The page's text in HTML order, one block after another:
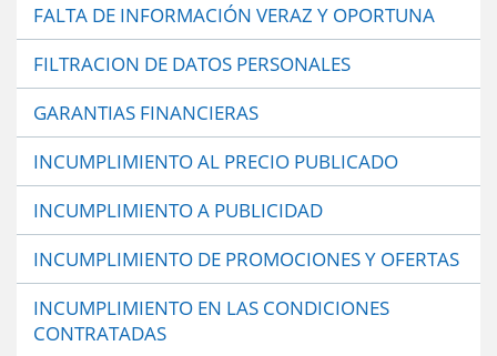
FALTA DE INFORMACIÓN VERAZ Y OPORTUNA
FILTRACION DE DATOS PERSONALES
GARANTIAS FINANCIERAS
INCUMPLIMIENTO AL PRECIO PUBLICADO
INCUMPLIMIENTO A PUBLICIDAD
INCUMPLIMIENTO DE PROMOCIONES Y OFERTAS
INCUMPLIMIENTO EN LAS CONDICIONES
CONTRATADAS